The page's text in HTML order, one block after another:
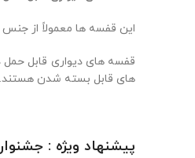
این قفسه‌ ها معمولاً از
قفسه‌ های دیواری قابل حمل
های قابل بسته شدن هستند.
پیشنهاد ویژه :